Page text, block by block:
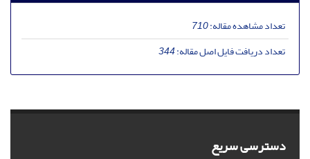
تعداد مشاهده مقاله:710
تعداد دریافت فایل اصل مقاله:344
دسترسی سریع